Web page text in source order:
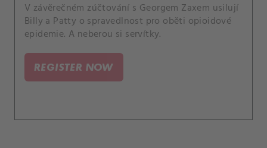
V závěrečném zúčtování s Georgem Zaxem usilují
Billy a Patty o spravedlnost pro oběti opioidové
epidemie. A neberou si servítky.
REGISTER NOW